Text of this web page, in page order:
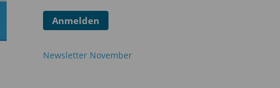
Anmelden
Newsletter November